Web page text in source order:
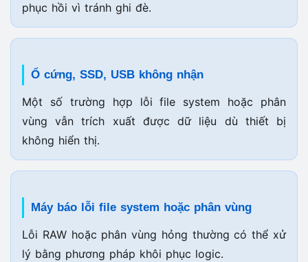
phục hồi vì tránh ghi đè.
Ổ cứng, SSD, USB không nhận
Một số trường hợp lỗi file system hoặc phân
vùng vẫn trích xuất được dữ liệu dù thiết bị
không hiển thị.
Máy báo lỗi file system hoặc phân vùng
Lỗi RAW hoặc phân vùng hỏng thường có thể xử
lý bằng phương pháp khôi phục logic.